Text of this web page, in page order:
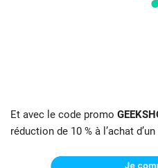
Et avec le code promo
réduction de 10 % à l’achat d’un